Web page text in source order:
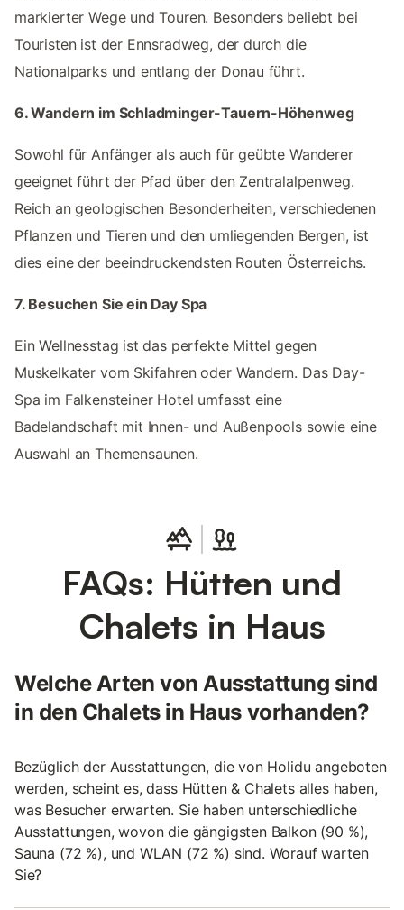
markierter Wege und Touren. Besonders beliebt bei
Touristen ist der Ennsradweg, der durch die
Nationalparks und entlang der Donau führt.
6. Wandern im Schladminger-Tauern-Höhenweg
Sowohl für Anfänger als auch für geübte Wanderer
geeignet führt der Pfad über den Zentralalpenweg.
Reich an geologischen Besonderheiten, verschiedenen
Pflanzen und Tieren und den umliegenden Bergen, ist
dies eine der beeindruckendsten Routen Österreichs.
7. Besuchen Sie ein Day Spa
Ein Wellnesstag ist das perfekte Mittel gegen
Muskelkater vom Skifahren oder Wandern. Das Day-
Spa im Falkensteiner Hotel umfasst eine
Badelandschaft mit Innen- und Außenpools sowie eine
Auswahl an Themensaunen.
FAQs: Hütten und
Chalets in Haus
Welche Arten von Ausstattung sind
in den Chalets in Haus vorhanden?
Bezüglich der Ausstattungen, die von Holidu angeboten
werden, scheint es, dass Hütten & Chalets alles haben,
was Besucher erwarten. Sie haben unterschiedliche
Ausstattungen, wovon die gängigsten Balkon (90 %),
Sauna (72 %), und WLAN (72 %) sind. Worauf warten
Sie?